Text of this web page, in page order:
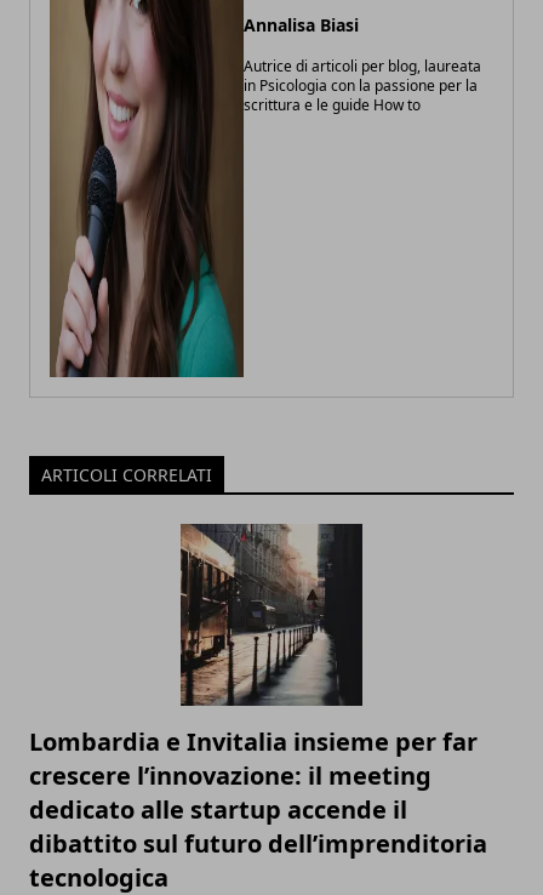
Annalisa Biasi
Autrice di articoli per blog, laureata
in Psicologia con la passione per la
scrittura e le guide How to
ARTICOLI CORRELATI
Lombardia e Invitalia insieme per far
crescere l’innovazione: il meeting
dedicato alle startup accende il
dibattito sul futuro dell’imprenditoria
tecnologica